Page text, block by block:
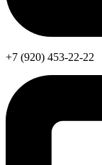
+7 (920) 453-22-22